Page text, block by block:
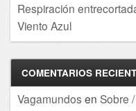
Respiración
Viento Azul
COMENTARIOS
Vagamundos en Sobre